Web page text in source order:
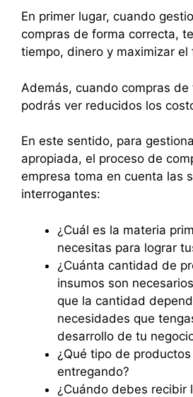
En primer lugar, cuando
compras de forma correcta,
tiempo, dinero y maximizar
Además, cuando compras
podrás ver reducidos los
En este sentido, para
apropiada, el proceso de
empresa toma en cuenta las
interrogantes:
¿Cuál es la materia
necesitas para lograr
¿Cuánta cantidad de
insumos son
que la cantidad
necesidades que
desarrollo de tu
¿Qué tipo de
entregando?
¿Cuándo debes recibir